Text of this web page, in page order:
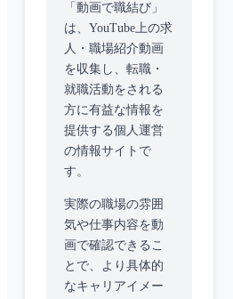
「動画で職結び」
は、YouTube上の求
人・職場紹介動画
を収集し、転職・
就職活動をされる
方に有益な情報を
提供する個人運営
の情報サイトで
す。
実際の職場の雰囲
気や仕事内容を動
画で確認できるこ
とで、より具体的
なキャリアイメー